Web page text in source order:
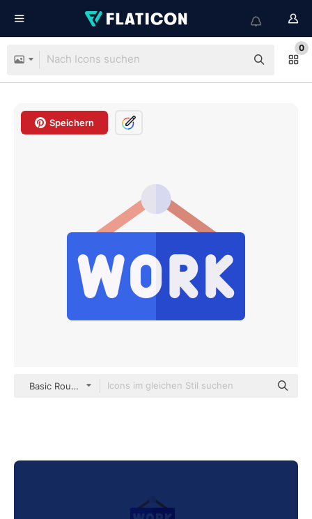
0
Speichern
Basic Rounded Flat